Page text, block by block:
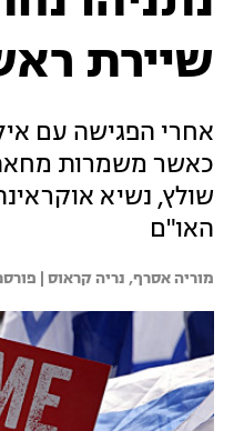
שיירת
אחרי הפגישה עם
כאשר משמרות מחאה
שולץ, נשיא
האו"ם
מוריה אסרף, נריה קראוס |